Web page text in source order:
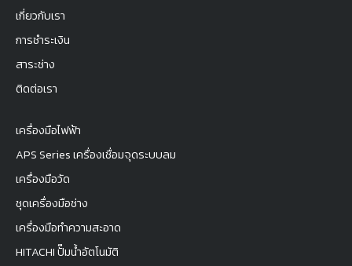
เกี่ยวกับเรา
การชำระเงิน
สาระช่าง
ติดต่อเรา
เครื่องมือไฟฟ้า
APS Series เครื่องเชื่อมจุดระบบลม
เครื่องมือวัด
ชุดเครื่องมือช่าง
เครื่องมือทำความสะอาด
HITACHI ปั๊มน้ำอัตโนมัติ